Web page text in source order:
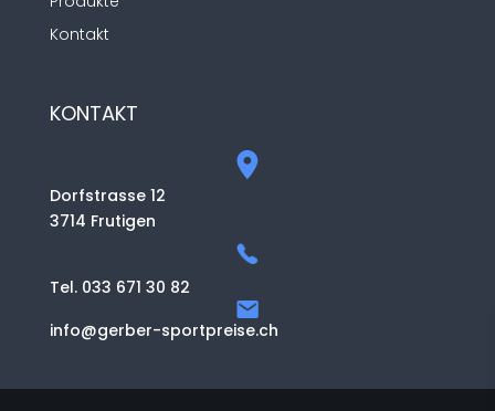
Kontakt
KONTAKT
Dorfstrasse 12
3714 Frutigen
Tel. 033 671 30 82
info@gerber-sportpreise.ch